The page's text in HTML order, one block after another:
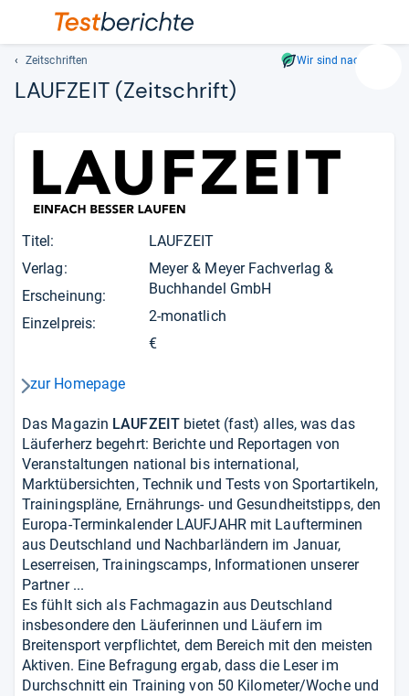
Zeitschriften Wir sind nachhaltig
LAUFZEIT (Zeitschrift)
Titel:
Verlag:
Erscheinung:
Einzelpreis:
LAUFZEIT
Meyer & Meyer Fachverlag &
Buchhandel GmbH
2-monatlich
€
pfeil_navi_rechtszur Homepage
Das Magazin LAUFZEITbietet (fast) alles, was das
Läuferherz begehrt: Berichte und Reportagen von
Veranstaltungen national bis international,
Marktübersichten, Technik und Tests von Sportartikeln,
Trainingspläne, Ernährungs- und Gesundheitstipps, den
Europa-Terminkalender LAUFJAHR mit Laufterminen
aus Deutschland und Nachbarländern im Januar,
Leserreisen, Trainingscamps, Informationen unserer
Partner ...
Es fühlt sich als Fachmagazin aus Deutschland
insbesondere den Läuferinnen und Läufern im
Breitensport verpflichtet, dem Bereich mit den meisten
Aktiven. Eine Befragung ergab, dass die Leser im
Durchschnitt ein Training von 50 Kilometer/Woche und